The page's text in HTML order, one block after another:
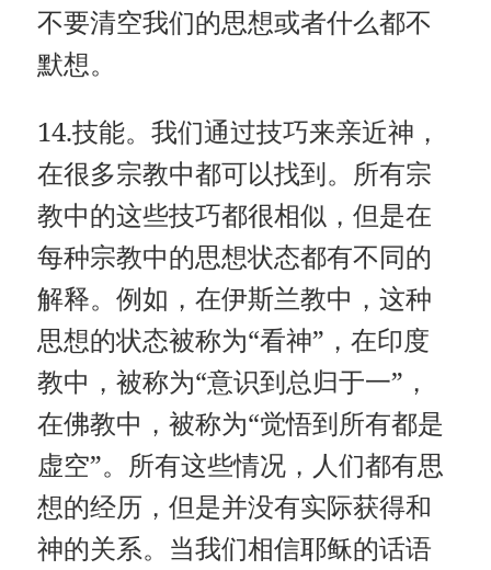
不要清空我们的思想或者什么都不
默想。
14.技能。我们通过技巧来亲近神，
在很多宗教中都可以找到。所有宗
教中的这些技巧都很相似，但是在
每种宗教中的思想状态都有不同的
解释。例如，在伊斯兰教中，这种
思想的状态被称为“看神”，在印度
教中，被称为“意识到总归于一”，
在佛教中，被称为“觉悟到所有都是
虚空”。所有这些情况，人们都有思
想的经历，但是并没有实际获得和
神的关系。当我们相信耶稣的话语